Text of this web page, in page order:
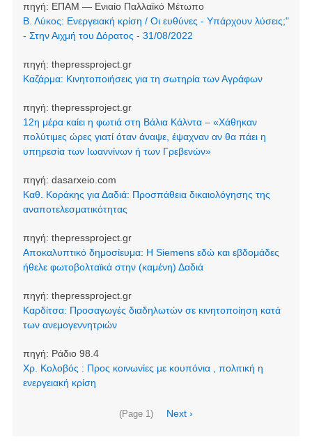
πηγή: ΕΠΑΜ — Ενιαίο Παλλαϊκό Μέτωπο
Β. Λύκος: Ενεργειακή κρίση / Οι ευθύνες - Υπάρχουν λύσεις;"
- Στην Αιχμή του Δόρατος - 31/08/2022
πηγή: thepressproject.gr
Καζάρμα: Κινητοποιήσεις για τη σωτηρία των Αγράφων
πηγή: thepressproject.gr
12η μέρα καίει η φωτιά στη Βάλια Κάλντα – «Χάθηκαν
πολύτιμες ώρες γιατί όταν άναψε, έψαχναν αν θα πάει η
υπηρεσία των Ιωαννίνων ή των Γρεβενών»
πηγή: dasarxeio.com
Καθ. Κοράκης για Δαδιά: Προσπάθεια δικαιολόγησης της
αναποτελεσματικότητας
πηγή: thepressproject.gr
Αποκαλυπτικό δημοσίευμα: Η Siemens εδώ και εβδομάδες
ήθελε φωτοβολταϊκά στην (καμένη) Δαδιά
πηγή: thepressproject.gr
Καρδίτσα: Προσαγωγές διαδηλωτών σε κινητοποίηση κατά
των ανεμογεννητριών
πηγή: Ράδιο 98.4
Χρ. Κολοβός : Προς κοινωνίες με κουπόνια , πολιτική η
ενεργειακή κρίση
(Page 1)
Next
Next ›